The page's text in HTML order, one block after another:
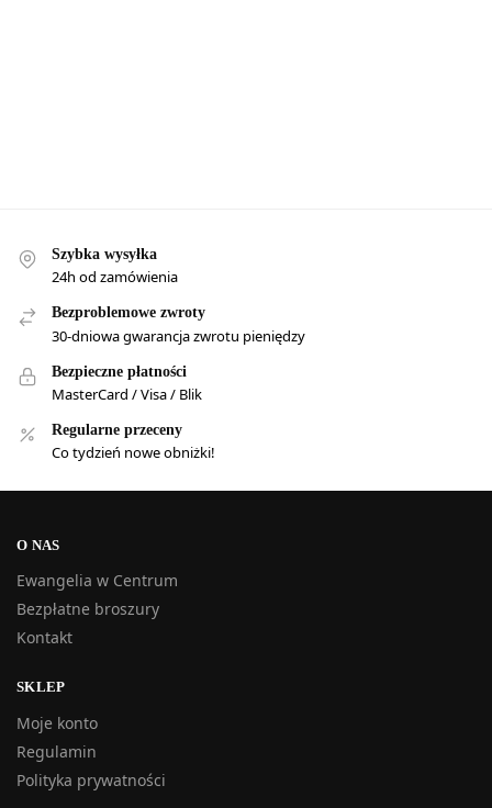
Szybka wysyłka
24h od zamówienia
Bezproblemowe zwroty
30-dniowa gwarancja zwrotu pieniędzy
Bezpieczne płatności
MasterCard / Visa / Blik
Regularne przeceny
Co tydzień nowe obniżki!
O NAS
Ewangelia w Centrum
Bezpłatne broszury
Kontakt
SKLEP
Moje konto
Regulamin
Polityka prywatności